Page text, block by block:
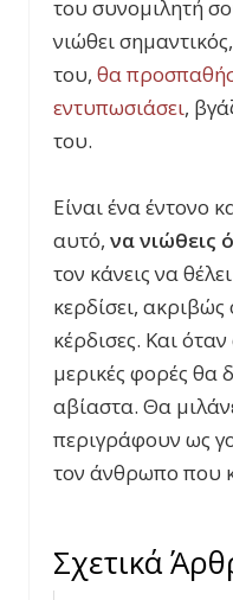
του συνομιλητή
νιώθει
του, θα
εντυπωσιάσει,
του.
Είναι ένα έντονο
αυτό, να νιώθεις
τον κάνεις να
κερδίσει,
κέρδισες. Και
μερικές φορές θα
αβίαστα. Θα
περιγράφουν ως
τον άνθρωπο που
Σχετικά